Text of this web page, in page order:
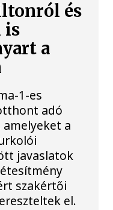
és
is
a
1-es
adó
a
javaslatok
szakértői
el.